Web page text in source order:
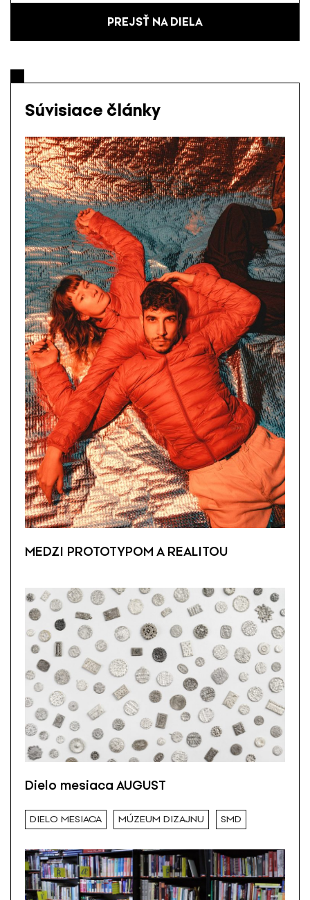
PREJSŤ NA DIELA
Súvisiace články
MEDZI PROTOTYPOM A REALITOU
Dielo mesiaca AUGUST
DIELO MESIACA MÚZEUM DIZAJNU SMD